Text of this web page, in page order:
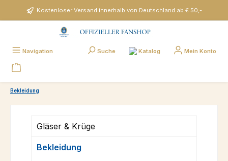
Zum Hauptinhalt springenKostenloser Versand innerhalb von Deutschland ab € 50,-
Navigation Suche Katalog Mein Konto
Bekleidung
Gläser & Krüge
Bekleidung